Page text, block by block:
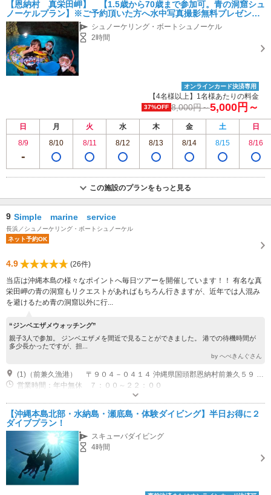
【恩納村 真栄田岬】 【1.5歳から70歳まで参加可。青の洞窟シュ
ノーケルプラン】※ご予約頂いた方へ水中写真撮影無料プレゼン
ト！！
シュノーケリング・ボートシュノーケル
2時間
オンラインカード決済専用
【4名様以上】1名様あたりの料金
37%OFF 8,000円～5,000円～
日 月 火 水 木 金 土
日
8/9
8/10 8/11 8/12 8/13 8/14 8/15 8/16
この施設のプランをもっと見る
9 Simple marine service
長浜／シュノーケリング・ボートシュノーケル
ネット予約OK
4.9
(26件)
当店は沖縄本島の様々なポイントへ毎日ツアーを開催しています！！ 有名な真
栄田岬の青の洞窟もリクエストがあればもちろん行きますが、近年では人混み
を避けるため青の洞窟以外に行...
“ジンベエザメウォッチング”
親子3人で参加。 ジンベエザメを間近で見ることができました。 港での待機時間が
多少長かったですが、担...
by へべきんぐさん
(1)（前兼久漁港） 〒９０４－０４１４ 沖縄県国頭郡恩納村前兼久５９ 漁港内に入りましたら左側に進んで大きな水色の加工センターという建物があります。 その加工センターの裏(海側に集合となります) 車でお越しの方 レンタカー・グーグルマップナビ キーワード検索 (前兼久漁港) 那覇空港から約１時間。 美ら海水族館から約１時間。 高速道路利用。 沖縄自動車道「石川IC」から約１５分 バスの方法でお越しの方 那覇空港からバスでお越しの場合。 20番・120番のバスで「前兼久バス停」下車。 前兼久バス停から徒歩５分～１０分で到着。
営業時間：年中無休 ７：００～２２：００
【沖縄本島北部・水納島・瀬底島・体験ダイビング】半日お得に２
ダイブプラン！
スキューバダイビング
4時間